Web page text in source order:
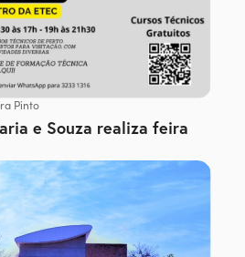
Pinto
e Souza realiza feira